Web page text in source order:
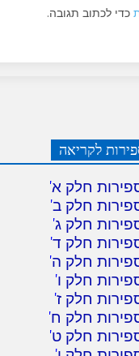
כדי לכתוב תגובה.
לקריאה
חלק א'
חלק ב'
חלק ג'
חלק ד'
חלק ה'
חלק ו'
חלק ז'
חלק ח'
חלק ט'